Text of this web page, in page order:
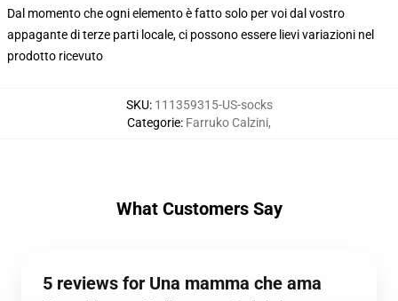
Dal momento che ogni elemento è fatto solo per voi dal vostro
appagante di terze parti locale, ci possono essere lievi variazioni nel
prodotto ricevuto
SKU: 111359315-US-socks
Categorie: Farruko Calzini,
What Customers Say
5 reviews for Una mamma che ama